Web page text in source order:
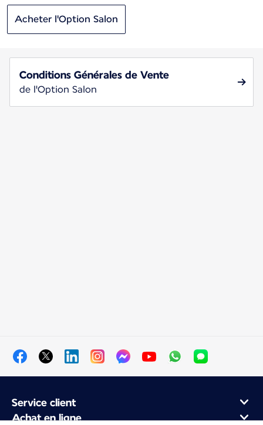
Acheter l'Option Salon
Conditions Générales de Vente
de l'Option Salon
Service client
Achat en ligne